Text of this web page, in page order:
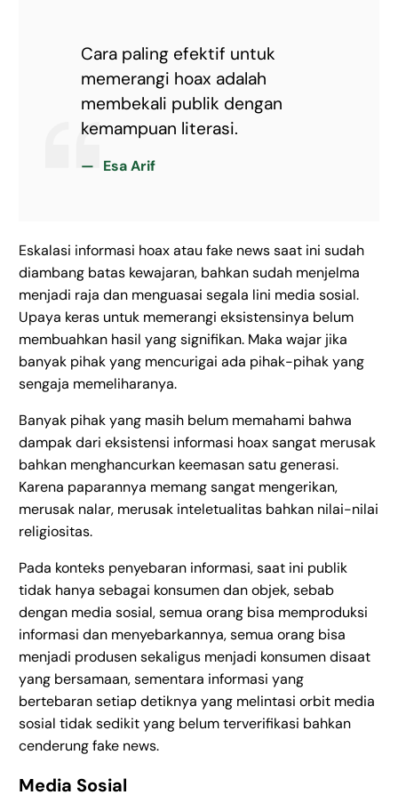
Cara paling efektif untuk
memerangi hoax adalah
membekali publik dengan
kemampuan literasi.
Esa Arif
Eskalasi informasi hoax atau fake news saat ini sudah
diambang batas kewajaran, bahkan sudah menjelma
menjadi raja dan menguasai segala lini media sosial.
Upaya keras untuk memerangi eksistensinya belum
membuahkan hasil yang signifikan. Maka wajar jika
banyak pihak yang mencurigai ada pihak-pihak yang
sengaja memeliharanya.
Banyak pihak yang masih belum memahami bahwa
dampak dari eksistensi informasi hoax sangat merusak
bahkan menghancurkan keemasan satu generasi.
Karena paparannya memang sangat mengerikan,
merusak nalar, merusak inteletualitas bahkan nilai-nilai
religiositas.
Pada konteks penyebaran informasi, saat ini publik
tidak hanya sebagai konsumen dan objek, sebab
dengan media sosial, semua orang bisa memproduksi
informasi dan menyebarkannya, semua orang bisa
menjadi produsen sekaligus menjadi konsumen disaat
yang bersamaan, sementara informasi yang
bertebaran setiap detiknya yang melintasi orbit media
sosial tidak sedikit yang belum terverifikasi bahkan
cenderung fake news.
Media Sosial